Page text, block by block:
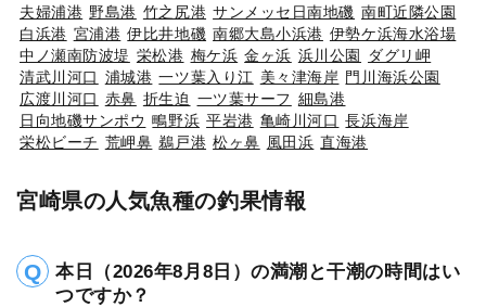
夫婦浦港 野島港 竹之尻港 サンメッセ日南地磯 南町近隣公園
白浜港 宮浦港 伊比井地磯 南郷大島小浜港 伊勢ケ浜海水浴場
中ノ瀬南防波堤 栄松港 梅ケ浜 金ヶ浜 浜川公園
ダグリ岬
清武川河口 浦城港 一ツ葉入り江 美々津海岸 門川海浜公園
広渡川河口 赤鼻 折生迫 一ツ葉サーフ 細島港
日向地磯サンポウ 鴫野浜 平岩港 亀崎川河口 長浜海岸
栄松ビーチ 荒岬鼻 鵜戸港 松ヶ鼻 風田浜 直海港
宮崎県の人気魚種の釣果情報
本日（2026年8月8日）の満潮と干潮の時間はい
つですか？